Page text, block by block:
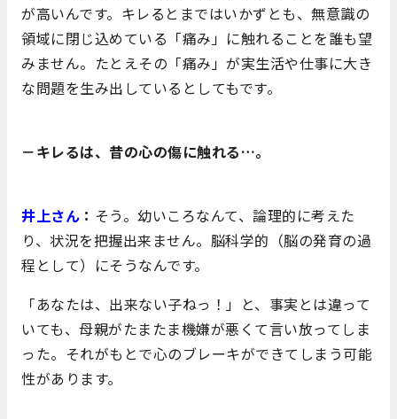
が高いんです。キレるとまではいかずとも、無意識の
領域に閉じ込めている「痛み」に触れることを誰も望
みません。たとえその「痛み」が実生活や仕事に大き
な問題を生み出しているとしてもです。
－キレるは、昔の心の傷に触れる…。
井上さん ： そう。幼いころなんて、論理的に考えた
り、状況を把握出来ません。脳科学的（脳の発育の過
程として）にそうなんです。
「あなたは、出来ない子ねっ！」と、事実とは違って
いても、母親がたまたま機嫌が悪くて言い放ってしま
った。それがもとで心のブレーキができてしまう可能
性があります。